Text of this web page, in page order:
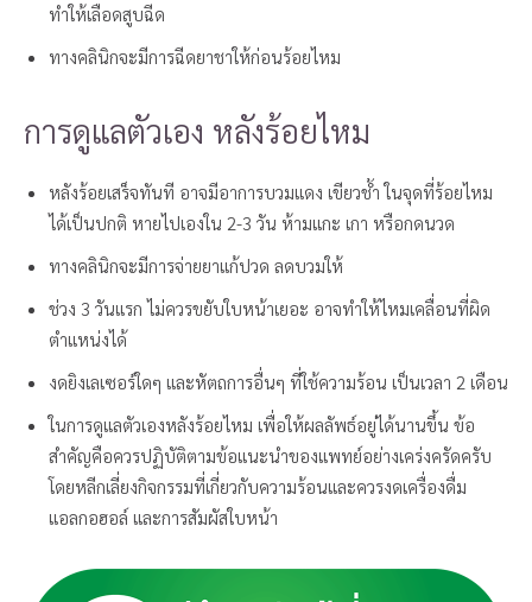
ทำให้เลือดสูบฉีด
ทางคลินิกจะมีการฉีดยาชาให้ก่อนร้อยไหม
การดูแลตัวเอง หลังร้อยไหม
หลังร้อยเสร็จทันที อาจมีอาการบวมแดง เขียวช้ำ ในจุดที่ร้อยไหม
ได้เป็นปกติ หายไปเองใน 2-3 วัน ห้ามแกะ เกา หรือกดนวด
ทางคลินิกจะมีการจ่ายยาแก้ปวด ลดบวมให้
ช่วง 3 วันแรก ไม่ควรขยับใบหน้าเยอะ อาจทำให้ไหมเคลื่อนที่ผิด
ตำแหน่งได้
งดยิงเลเซอร์ใดๆ และหัตถการอื่นๆ ที่ใช้ความร้อน เป็นเวลา 2 เดือน
ในการดูแลตัวเองหลังร้อยไหม เพื่อให้ผลลัพธ์อยู่ได้นานขึ้น ข้อ
สำคัญคือควรปฏิบัติตามข้อแนะนำของแพทย์อย่างเคร่งครัดครับ
โดยหลีกเลี่ยงกิจกรรมที่เกี่ยวกับความร้อนและควรงดเครื่องดื่ม
แอลกอฮอล์ และการสัมผัสใบหน้า